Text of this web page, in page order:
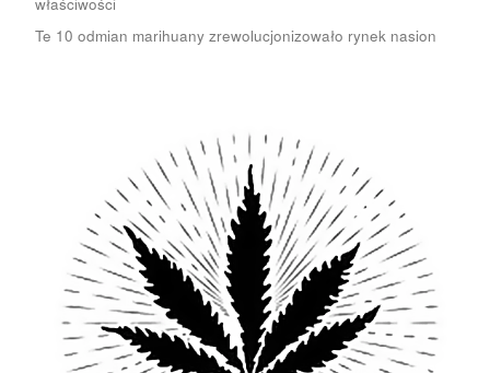
Te 10 odmian marihuany zrewolucjonizowało rynek nasion